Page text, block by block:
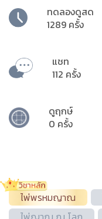
ทดลองดูสด
1289 ครั้ง
แชท
112 ครั้ง
ดูฤกษ์
0 ครั้ง
ไพ่พรหมญาณ